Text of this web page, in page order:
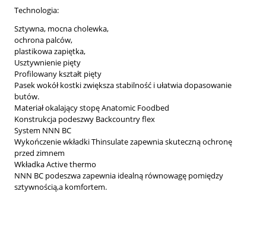
Technologia:
Sztywna, mocna cholewka,
ochrona palców,
plastikowa zapiętka,
Usztywnienie pięty
Profilowany kształt pięty
Pasek wokół kostki zwiększa stabilność i ułatwia dopasowanie
butów.
Materiał okalający stopę Anatomic Foodbed
Konstrukcja podeszwy Backcountry flex
System NNN BC
Wykończenie wkładki Thinsulate zapewnia skuteczną ochronę
przed zimnem
Wkładka Active thermo
NNN BC podeszwa zapewnia idealną równowagę pomiędzy
sztywnością,a komfortem.